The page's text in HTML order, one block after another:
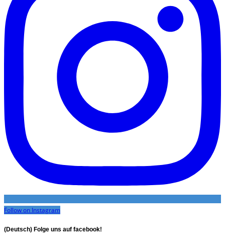
Follow on Instagram
(Deutsch) Folge uns auf facebook!